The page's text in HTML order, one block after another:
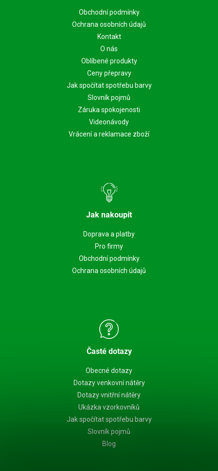
Obchodní podmínky
Ochrana osobních údajů
Kontakt
O nás
Oblíbené produkty
Ceny přepravy
Jak spočítat spotřebu barvy
Slovník pojmů
Záruka spokojenosti
Videonávody
Vrácení a reklamace zboží
Jak nakoupit
Doprava a platby
Pro firmy
Obchodní podmínky
Ochrana osobních údajů
Časté dotazy
Obecné dotazy
Dotazy venkovní nátěry
Dotazy vnitřní nátěry
Ukázka vzorkovníků
Jak spočítat spotřebu barvy
Slovník pojmů
Blog